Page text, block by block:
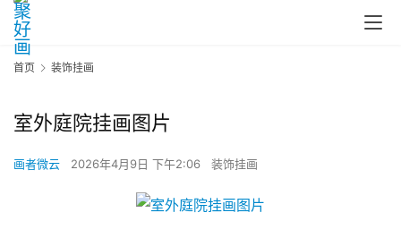
首页 装饰挂画
室外庭院挂画图片
画者微云 2026年4月9日 下午2:06 装饰挂画